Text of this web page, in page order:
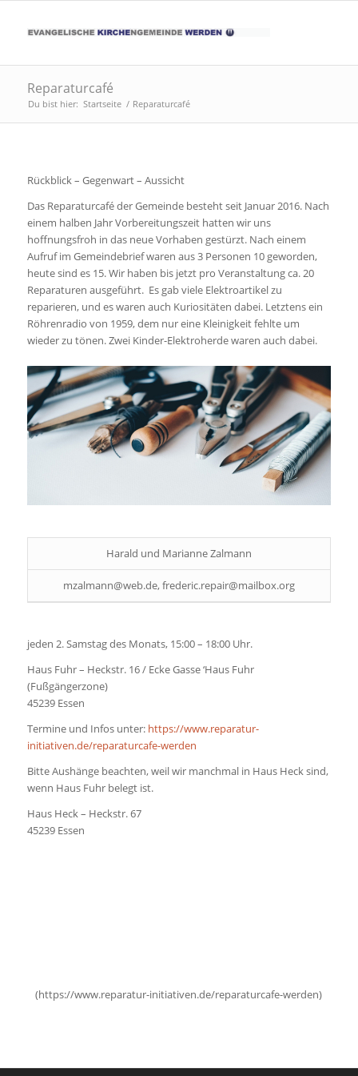
Reparaturcafé
Du bist hier: Startseite / Reparaturcafé
Rückblick – Gegenwart – Aussicht
Das Reparaturcafé der Gemeinde besteht seit Januar 2016. Nach
einem halben Jahr Vorbereitungszeit hatten wir uns
hoffnungsfroh in das neue Vorhaben gestürzt. Nach einem
Aufruf im Gemeindebrief waren aus 3 Personen 10 geworden,
heute sind es 15. Wir haben bis jetzt pro Veranstaltung ca. 20
Reparaturen ausgeführt. Es gab viele Elektroartikel zu
reparieren, und es waren auch Kuriositäten dabei. Letztens ein
Röhrenradio von 1959, dem nur eine Kleinigkeit fehlte um
wieder zu tönen. Zwei Kinder-Elektroherde waren auch dabei.
Harald und Marianne Zalmann
mzalmann@web.de, frederic.repair@mailbox.org
jeden 2. Samstag des Monats, 15:00 – 18:00 Uhr.
Haus Fuhr – Heckstr. 16 / Ecke Gasse ‘Haus Fuhr
(Fußgängerzone)
45239 Essen
Termine und Infos unter: https://www.reparatur-
initiativen.de/reparaturcafe-werden
Bitte Aushänge beachten, weil wir manchmal in Haus Heck sind,
wenn Haus Fuhr belegt ist.
Haus Heck – Heckstr. 67
45239 Essen
(https://www.reparatur-initiativen.de/reparaturcafe-werden)